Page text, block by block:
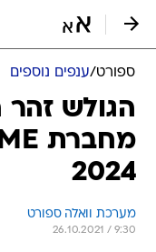
ספורט/ענפים נוספים
הגולש זהר
2024
מערכת וואלה ספורט
26.10.2021 / 9:30